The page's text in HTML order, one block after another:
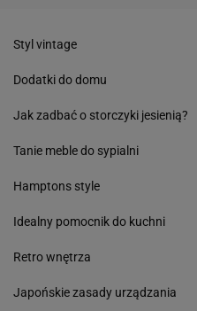
Styl vintage
Dodatki do domu
Jak zadbać o storczyki jesienią?
Tanie meble do sypialni
Hamptons style
Idealny pomocnik do kuchni
Retro wnętrza
Japońskie zasady urządzania